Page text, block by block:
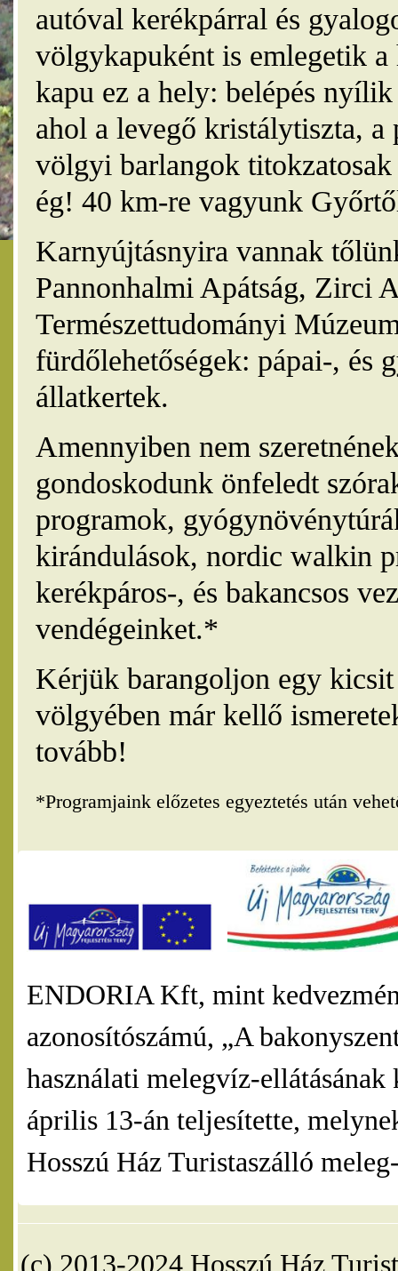
autóval kerékpárral és
völgykapuként is emlegetik
kapu ez a hely: belépés
ahol a levegő kristálytiszta, a
völgyi barlangok
ég! 40 km-re vagyunk
Karnyújtásnyira vannak
Pannonhalmi Apátság, Zirci
Természettudományi
fürdőlehetőségek: pápai-, és
állatkertek.
Amennyiben nem
gondoskodunk önfeledt
programok,
kirándulások, nordic walkin
kerékpáros-, és bakancsos
vendégeinket.*
Kérjük barangoljon egy
völgyében már kellő
tovább!
*Programjaink előzetes egyeztetés után
ENDORIA Kft, mint
azonosítószámú, „A
használati melegvíz-
április 13-án teljesítette,
Hosszú Ház Turistaszálló
(c) 2013-2024 Hosszú Ház